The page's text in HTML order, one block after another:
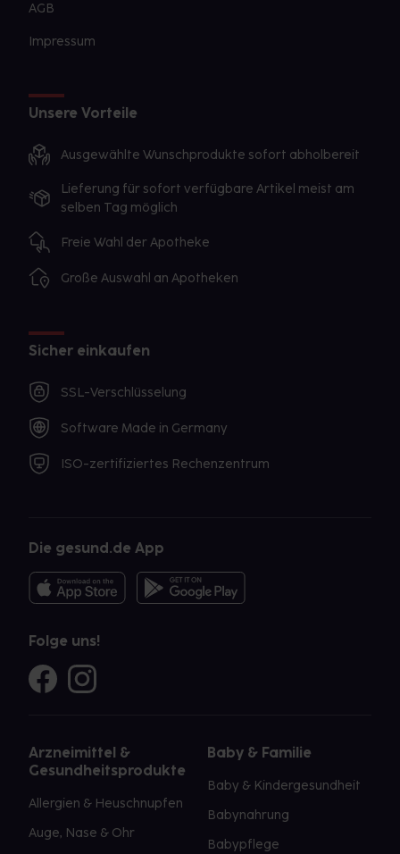
AGB
Impressum
Unsere Vorteile
Ausgewählte Wunschprodukte sofort abholbereit
Lieferung für sofort verfügbare Artikel meist am
selben Tag möglich
Freie Wahl der Apotheke
Große Auswahl an Apotheken
Sicher einkaufen
SSL-Verschlüsselung
Software Made in Germany
ISO-zertifiziertes Rechenzentrum
Die gesund.de App
Folge uns!
Arzneimittel &
Gesundheitsprodukte
Allergien & Heuschnupfen
Auge, Nase & Ohr
Baby & Familie
Baby & Kindergesundheit
Babynahrung
Babypflege